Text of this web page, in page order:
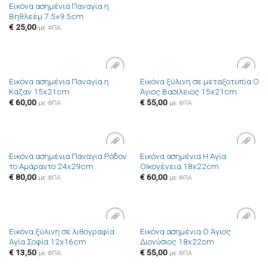
Εικόνα ασημένια Παναγία η
Βηθλεέμ 7.5×9.5cm
€25,00 με ΦΠΑ
Πρόσθήκη
Εικόνα ασημένια Παναγία η
Καζαν 15x21cm
€60,00 με ΦΠΑ
Πρόσθήκη
στην λίστα
Εικόνα ξύλινη σε μεταξοτυπία Ο
Άγιος Βασίλειος 15x21cm
€55,00 με ΦΠΑ
Πρόσθήκη
στην λίστα
Εικόνα ασημένια Παναγια Ρόδον
το Αμάραντο 24x29cm
€80,00 με ΦΠΑ
Πρόσθήκη
Εικόνα ασημένια Η Αγία
ΟΙκογένεια 18x22cm
€60,00 με ΦΠΑ
Πρόσθήκη
Εικόνα ξύλινη σε λιθογραφία
Αγία Σοφία 12x16cm
€13,50 με ΦΠΑ
Πρόσθήκη
Εικόνα ασημένια Ο Άγιος
Διονύσιος 18x22cm
€55,00 με ΦΠΑ